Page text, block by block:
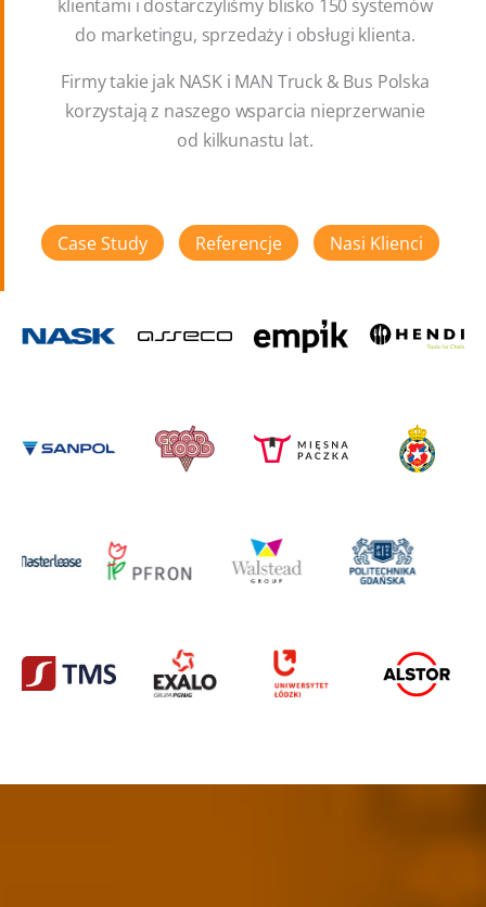
do marketingu, sprzedaży i obsługi klienta.
Firmy takie jak NASK i MAN Truck & Bus Polska
korzystają z naszego wsparcia nieprzerwanie
od kilkunastu lat.
Case Study Referencje Nasi Klienci